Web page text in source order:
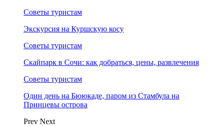
Советы туристам
Экскурсия на Куршскую косу
Советы туристам
Скайпарк в Сочи: как добраться, цены, развлечения
Советы туристам
Один день на Бююкаде, паром из Стамбула на
Принцевы острова
Prev Next